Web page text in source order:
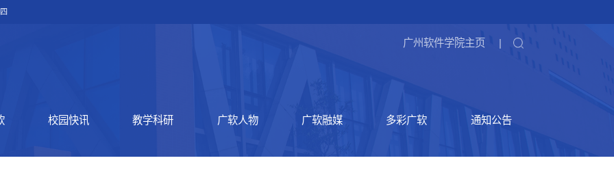
广州软件学院主页 |
校园快讯 教学科研 广软人物 广软融媒 多彩广软 通知公告